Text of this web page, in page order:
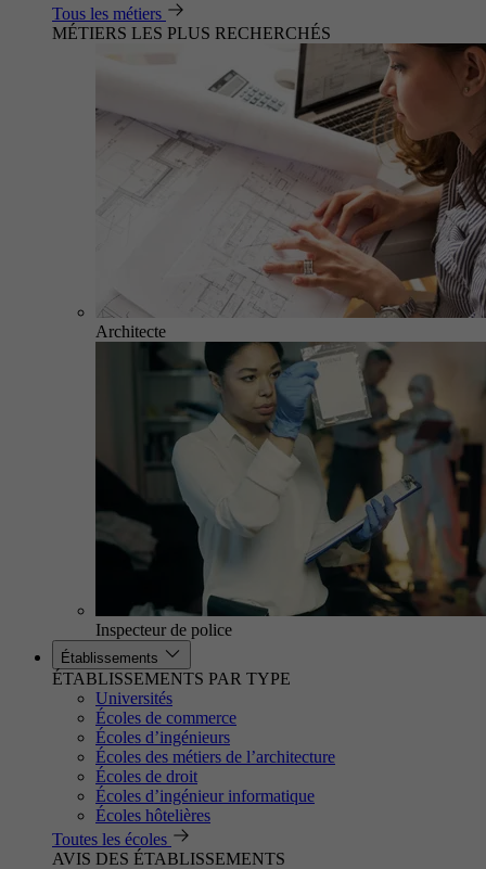
Tous les métiers
MÉTIERS LES PLUS RECHERCHÉS
Architecte
Inspecteur de police
Établissements
ÉTABLISSEMENTS PAR TYPE
Universités
Écoles de commerce
Écoles d’ingénieurs
Écoles des métiers de l’architecture
Écoles de droit
Écoles d’ingénieur informatique
Écoles hôtelières
Toutes les écoles
AVIS DES ÉTABLISSEMENTS